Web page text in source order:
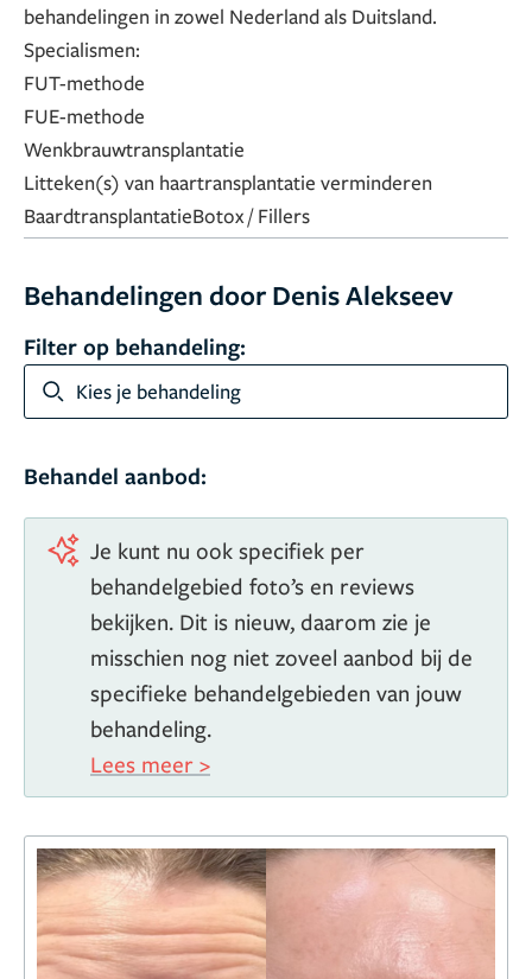
behandelingen in zowel Nederland als Duitsland.
Specialismen:
FUT-methode
FUE-methode
Wenkbrauwtransplantatie
Litteken(s) van haartransplantatie verminderen
BaardtransplantatieBotox / Fillers
Behandelingen door Denis Alekseev
Filter op behandeling:
Kies je behandeling
Behandel aanbod:
Je kunt nu ook specifiek per
behandelgebied foto’s en reviews
bekijken. Dit is nieuw, daarom zie je
misschien nog niet zoveel aanbod bij de
specifieke behandelgebieden van jouw
behandeling.
Lees meer >